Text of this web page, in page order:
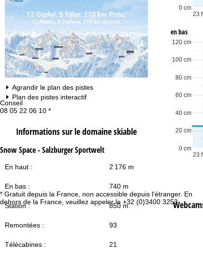
Conseil
08 05 22 06 10 *
* Gratuit depuis la France, non accessible depuis l'étranger. En
dehors de la France, veuillez appeler le +32 (0)3400 3253.
Agrandir le plan des pistes
Plan des pistes interactif
Informations sur le domaine skiable
Snow Space - Salzburger Sportwelt
En haut : 2 176 m
En bas : 740 m
Station : 850 m
Remontées : 93
Télécabines : 21
23
0 cm
en bas
23
0 cm
20 cm
40 cm
60 cm
80 cm
100 cm
120 cm